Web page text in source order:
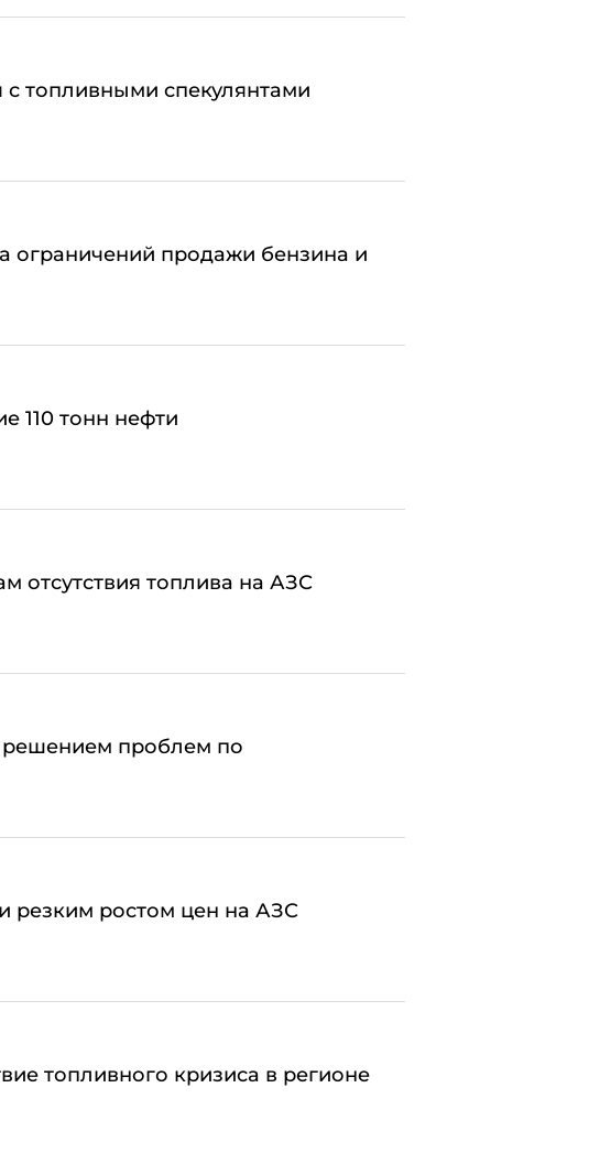
с топливными спекулянтами
ограничений продажи бензина и
110 тонн нефти
отсутствия топлива на АЗС
решением проблем по
резким ростом цен на АЗС
топливного кризиса в регионе